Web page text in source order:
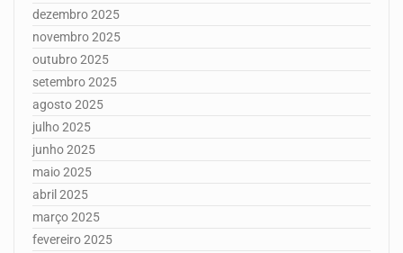
dezembro 2025
novembro 2025
outubro 2025
setembro 2025
agosto 2025
julho 2025
junho 2025
maio 2025
abril 2025
março 2025
fevereiro 2025